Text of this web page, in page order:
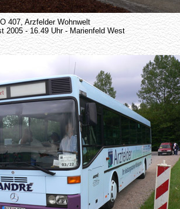
407, Arzfelder Wohnwelt
2005 - 16.49 Uhr - Marienfeld West